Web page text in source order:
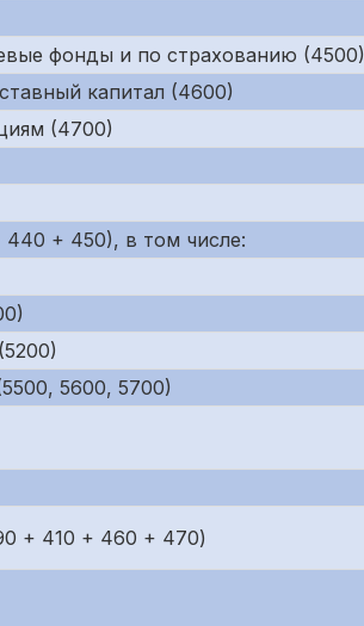
фонды и по страхованию (4500)
капитал (4600)
(4700)
+ 450), в том числе:
5600, 5700)
+ 410 + 460 + 470)